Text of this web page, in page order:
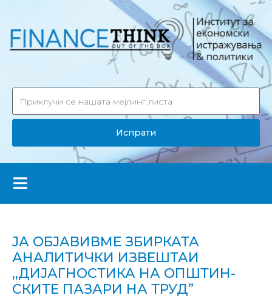
Испрати
ЈА ОБЈАВИВМЕ ЗБИРКАТА
АНАЛИТИЧКИ ИЗВЕШТАИ
,,ДИJАГНОСТИКА НА ОПШТИН-
СКИТЕ ПАЗАРИ НА ТРУД”